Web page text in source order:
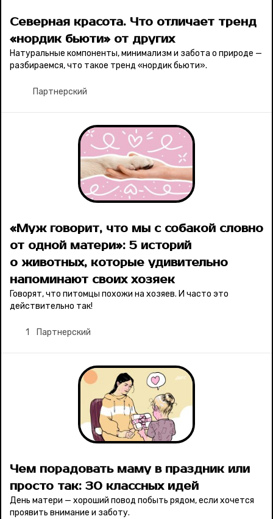
Северная красота. Что отличает тренд
«нордик бьюти» от других
Натуральные компоненты, минимализм и забота о природе —
разбираемся, что такое тренд «нордик бьюти».
Партнерский
«Муж говорит, что мы с собакой словно
от одной матери»: 5 историй
о животных, которые удивительно
напоминают своих хозяек
Говорят, что питомцы похожи на хозяев. И часто это
действительно так!
1 Партнерский
Чем порадовать маму в праздник или
просто так: 30 классных идей
День матери — хороший повод побыть рядом, если хочется
проявить внимание и заботу.